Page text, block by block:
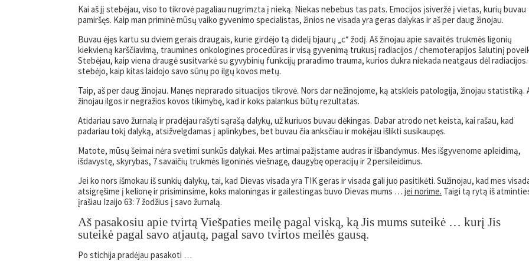
Kai aš jį stebėjau, viso to tikrovė pagaliau nugrimzta į nieką. Niekas nebebus tas pats. Emocijos įsiveržė į vietas, kurių buvau
pamiršęs. Kaip man priminė mūsų vaiko gyvenimo specialistas, žinios ne visada yra geras dalykas ir aš per daug žinojau.
Buvau ėjęs kartu su dviem gerais draugais, kurie girdėjo tą didelį bjaurų „c“ žodį. Aš žinojau apie savaitės trukmės ligonių
kiekvieną karščiavimą, traumines onkologines procedūras ir visą gyvenimą trukusį radiacijos / chemoterapijos šalutinį
Stebėjau, kaip viena draugė susitvarkė su gyvybinių funkcijų praradimo trauma, kurios dukra niekada neatgaus dėl
stebėjo, kaip kitas laidojo savo sūnų po ilgų kovos metų.
Taip, aš per daug žinojau. Manęs neprarado situacijos tikrovė. Nors dar nežinojome, ką atskleis patologija, žinojau statistiką.
žinojau ilgos ir negražios kovos tikimybę, kad ir koks palankus būtų rezultatas.
Atidariau savo žurnalą ir pradėjau rašyti sąrašą dalykų, už kuriuos buvau dėkingas. Dabar atrodo net keista, kai rašau, kad
padariau tokį dalyką, atsižvelgdamas į aplinkybes, bet buvau čia anksčiau ir mokėjau išlikti susikaupęs.
Matote, mūsų šeimai nėra svetimi sunkūs dalykai. Mes artimai pažįstame audras ir išbandymus. Mes išgyvenome apleidimą,
išdavystę, skyrybas, 7 savaičių trukmės ligoninės viešnagę, daugybę operacijų ir 2 persileidimus.
Jei ko nors išmokau iš sunkių dalykų, tai, kad Dievas visada yra TIK geras ir visada gali juo pasitikėti. Sužinojau, kad mes
atsigręšime į kelionę ir prisiminsime, koks maloningas ir gailestingas buvo Dievas mums … jei norime. Taigi tą rytą iš
įrašiau Izaijo 63: 7 žodžius į savo žurnalą.
Aš pasakosiu apie tvirtą Viešpaties meilę pagal viską, ką Jis mums suteikė … kurį Jis
suteikė pagal savo atjautą, pagal savo tvirtos meilės gausą.
Po stichija pradėjau pasakoti …